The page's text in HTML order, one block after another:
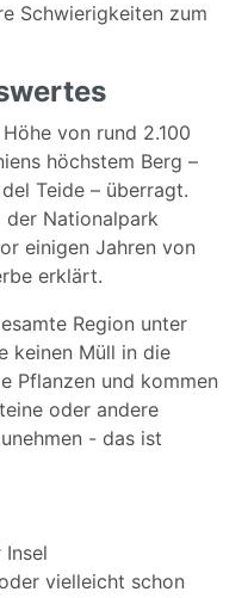
Schwierigkeiten zum
von rund 2.100
höchstem Berg –
Teide – überragt.
der Nationalpark
einigen Jahren von
erklärt.
Region unter
keinen Müll in die
Pflanzen und kommen
oder andere
- das ist
vielleicht schon